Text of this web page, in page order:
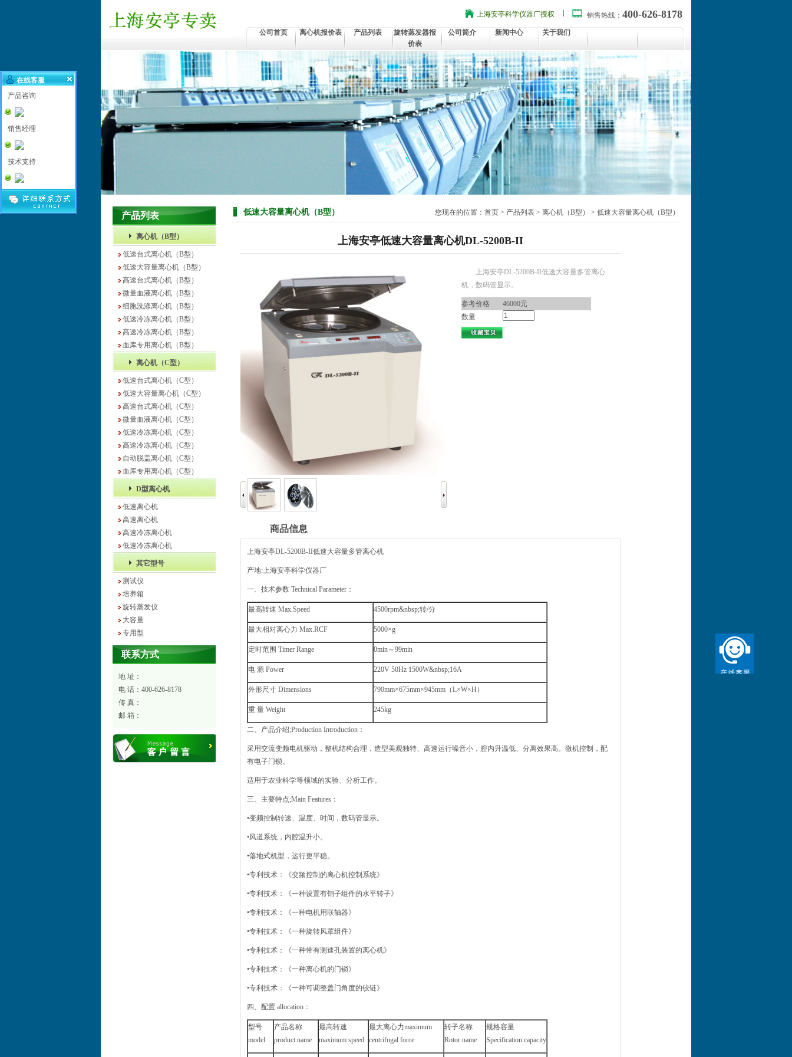
上海安亭科学仪器厂授权 销售热线： 400-626-8178
公司首页 离心机报价表 产品列表
旋转蒸发器报
价表
公司简介 新闻中心 关于我们
产品列表
离心机（B型）
低速台式离心机（B型）
低速大容量离心机（B型）
高速台式离心机（B型）
微量血液离心机（B型）
细胞洗涤离心机（B型）
低速冷冻离心机（B型）
高速冷冻离心机（B型）
血库专用离心机（B型）
离心机（C型）
低速台式离心机（C型）
低速大容量离心机（C型）
高速台式离心机（C型）
微量血液离心机（C型）
低速冷冻离心机（C型）
高速冷冻离心机（C型）
自动脱盖离心机（C型）
血库专用离心机（C型）
D型离心机
低速离心机
高速离心机
高速冷冻离心机
低速冷冻离心机
其它型号
测试仪
培养箱
旋转蒸发仪
大容量
专用型
联系方式
地 址：
电 话：400-626-8178
传 真：
邮 箱：
低速大容量离心机（B型） 您现在的位置： 首页 > 产品列表 > 离心机（B型） > 低速大容量离心机（B型）
上海安亭低速大容量离心机DL-5200B-II
上海安亭DL-5200B-II低速大容量多管离心
机，数码管显示。
参考价格
46000元
数量
商品信息
上海安亭DL-5200B-II低速大容量多管离心机
产地:上海安亭科学仪器厂
一、技术参数 Technical Parameter：
最高转速 Max.Speed 4500rpm&nbsp;转/分
最大相对离心力 Max.RCF 5000×g
定时范围 Timer Range 0min～99min
电 源 Power 220V 50Hz 1500W&nbsp;16A
外形尺寸 Dimensions 790mm×675mm×945mm（L×W×H）
重 量 Weight 245kg
二、产品介绍;Production Introduction：
采用交流变频电机驱动，整机结构合理，造型美观独特、高速运行噪音小，腔内升温低、分离效果高。微机控制，配
有电子门锁。
适用于农业科学等领域的实验、分析工作。
三、主要特点;Main Features：
•变频控制转速、温度、时间，数码管显示。
•风道系统，内腔温升小。
•落地式机型，运行更平稳。
•专利技术：《变频控制的离心机控制系统》
•专利技术：《一种设置有销子组件的水平转子》
•专利技术：《一种电机用联轴器》
•专利技术：《一种旋转风罩组件》
•专利技术：《一种带有测速孔装置的离心机》
•专利技术：《一种离心机的门锁》
•专利技术：《一种可调整盖门角度的铰链》
四、配置 allocation：
型号
model
产品名称
product name
最高转速
maximum speed
最大离心力maximum
centrifugal force
转子名称
Rotor name
规格容量
Specification capacity
在线客服
产品咨询
销售经理
技术支持